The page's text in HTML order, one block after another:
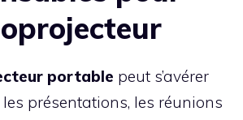
portable peut s’avérer
présentations, les réunions